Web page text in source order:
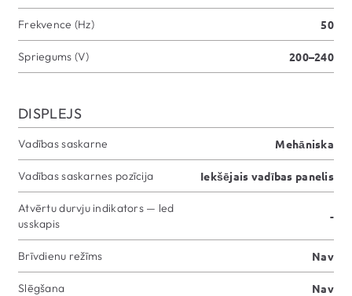
Frekvence (Hz) 50
Spriegums (V) 200–240
DISPLEJS
Vadības saskarne Mehāniska
Vadības saskarnes pozīcija Iekšējais vadības panelis
Atvērtu durvju indikators — led
usskapis
-
Brīvdienu režīms Nav
Slēgšana Nav